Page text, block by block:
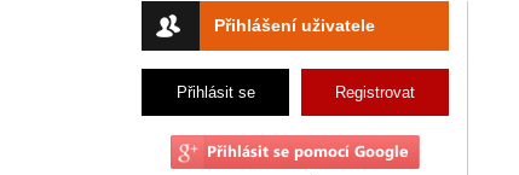
Přihlášení uživatele
Přihlásit se Registrovat